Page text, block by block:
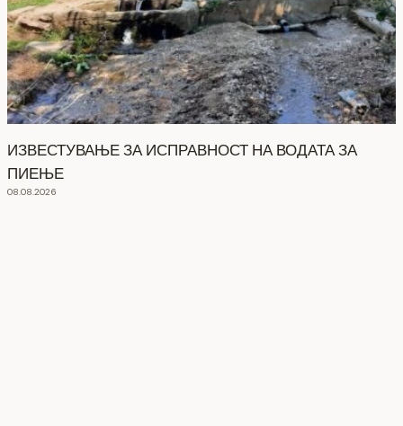
ИЗВЕСТУВАЊЕ ЗА ИСПРАВНОСТ НА ВОДАТА ЗА
ПИЕЊЕ
08.08.2026